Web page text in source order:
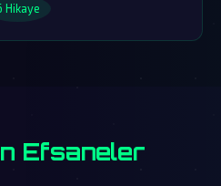
Hikaye
Efsaneler